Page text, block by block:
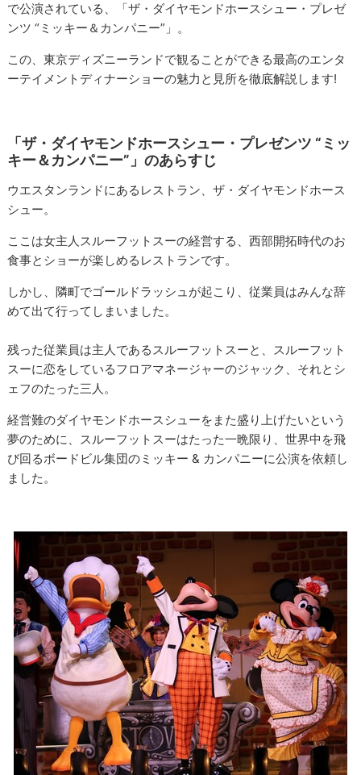
で公演されている、「ザ・ダイヤモンドホースシュー・プレゼ
ンツ “ミッキー＆カンパニー”」。
この、東京ディズニーランドで観ることができる最高のエンタ
ーテイメントディナーショーの魅力と見所を徹底解説します!
「ザ・ダイヤモンドホースシュー・プレゼンツ “ミッ
キー＆カンパニー”」のあらすじ
ウエスタンランドにあるレストラン、ザ・ダイヤモンドホース
シュー。
ここは女主人スルーフットスーの経営する、西部開拓時代のお
食事とショーが楽しめるレストランです。
しかし、隣町でゴールドラッシュが起こり、従業員はみんな辞
めて出て行ってしまいました。
残った従業員は主人であるスルーフットスーと、スルーフット
スーに恋をしているフロアマネージャーのジャック、それとシ
ェフのたった三人。
経営難のダイヤモンドホースシューをまた盛り上げたいという
夢のために、スルーフットスーはたった一晩限り、世界中を飛
び回るボードビル集団のミッキー & カンパニーに公演を依頼し
ました。